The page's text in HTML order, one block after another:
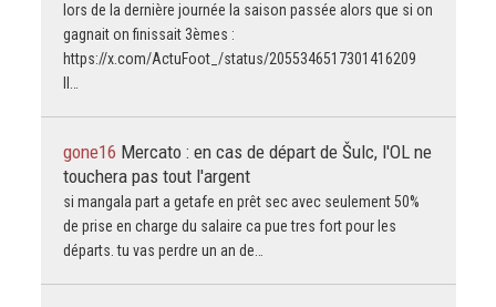
lors de la dernière journée la saison passée alors que si on
gagnait on finissait 3èmes :
https://x.com/ActuFoot_/status/2055346517301416209
gone16 Mercato : en cas de départ de Šulc, l'OL ne
touchera pas tout l'argent
si mangala part a getafe en prêt sec avec seulement 50%
de prise en charge du salaire ca pue tres fort pour les
départs. tu vas perdre un an de…